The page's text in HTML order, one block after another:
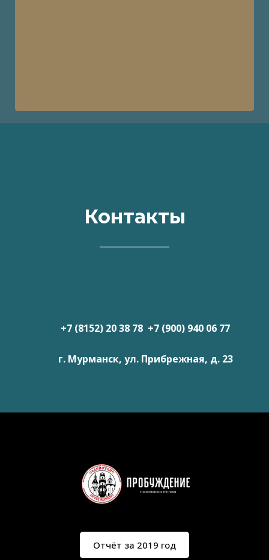
Контакты
+7 (8152) 20 38 78 +7 (900) 940 06 77
г. Мурманск, ул. Прибрежная, д. 23
Отчёт за 2019 год